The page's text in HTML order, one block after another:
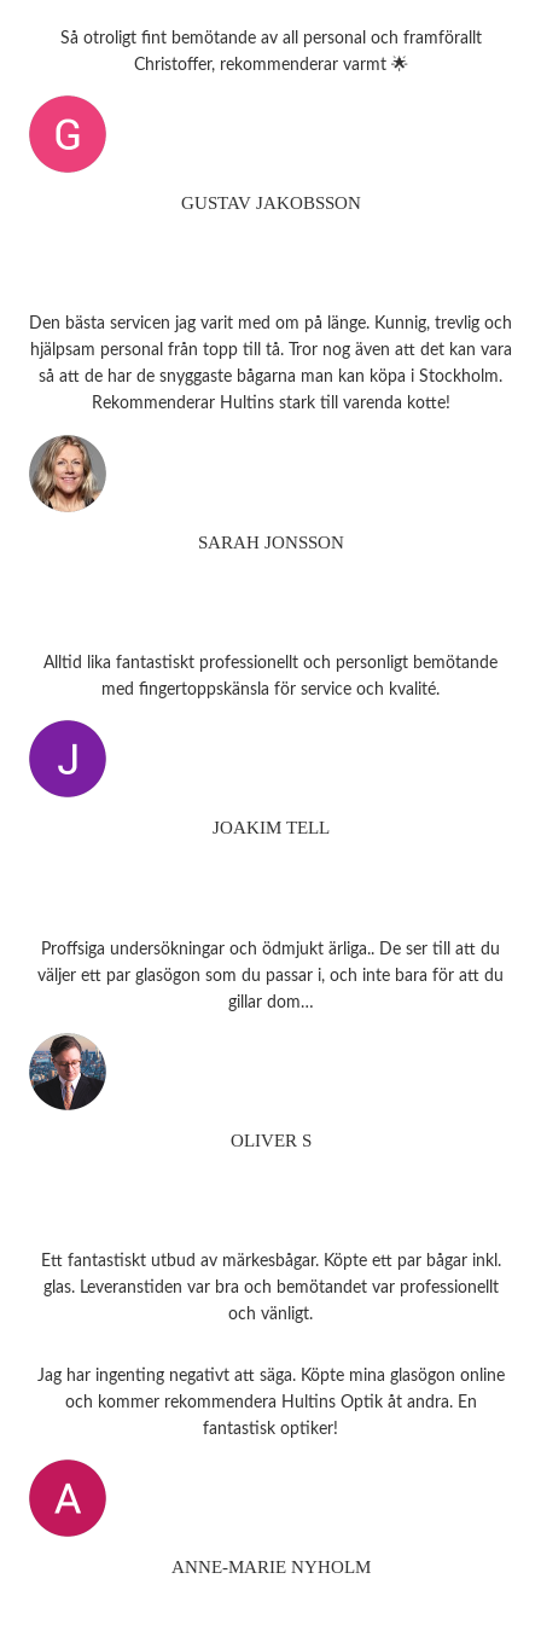
Så otroligt fint bemötande av all personal och framförallt
Christoffer, rekommenderar varmt 🌟
GUSTAV JAKOBSSON
Den bästa servicen jag varit med om på länge. Kunnig, trevlig och
hjälpsam personal från topp till tå. Tror nog även att det kan vara
så att de har de snyggaste bågarna man kan köpa i Stockholm.
Rekommenderar Hultins stark till varenda kotte!
SARAH JONSSON
Alltid lika fantastiskt professionellt och personligt bemötande
med fingertoppskänsla för service och kvalité.
JOAKIM TELL
Proffsiga undersökningar och ödmjukt ärliga.. De ser till att du
väljer ett par glasögon som du passar i, och inte bara för att du
gillar dom…
OLIVER S
Ett fantastiskt utbud av märkesbågar. Köpte ett par bågar inkl.
glas. Leveranstiden var bra och bemötandet var professionellt
och vänligt.
Jag har ingenting negativt att säga. Köpte mina glasögon online
och kommer rekommendera Hultins Optik åt andra. En
fantastisk optiker!
ANNE-MARIE NYHOLM